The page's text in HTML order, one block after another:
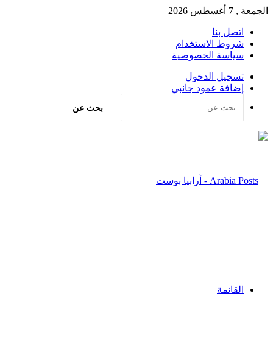
الجمعة , 7 أغسطس 2026
اتصل بنا
شروط الاستخدام
سياسة الخصوصية
تسجيل الدخول
إضافة عمود جانبي
بحث عن
القائمة